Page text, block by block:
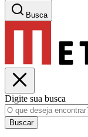
Busca
Digite sua busca
Buscar